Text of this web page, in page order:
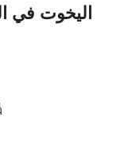
اليخوت في